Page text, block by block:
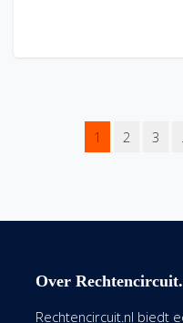
1 2 3
Over
Rechtencircuit.nl biedt